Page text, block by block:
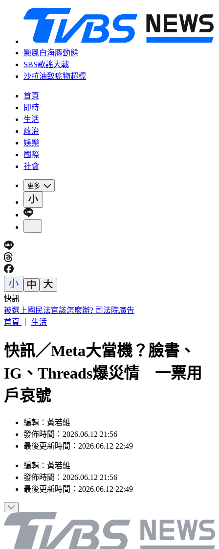
颱風白海豚動態
SBS歌謠大戰
沙拉油致癌物超標
首頁
即時
生活
政治
娛樂
國際
社會
更多
快訊
IU無預警召喚前男友 韓網替「她」心疼：很不舒服
首頁
生活
快訊／Meta大當機？臉書、
IG、Threads爆災情 一票用
戶哀號
編輯：黃若維
發佈時間：2026.06.12 21:56
最後更新時間：2026.06.12 22:49
編輯 ： 黃若維
發佈時間： 2026.06.12 21:56
最後更新時間： 2026.06.12 22:49